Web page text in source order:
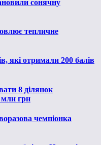
сонячну
тепличне
які отримали 200 балів
8 ділянок
млн грн
чемпіонка